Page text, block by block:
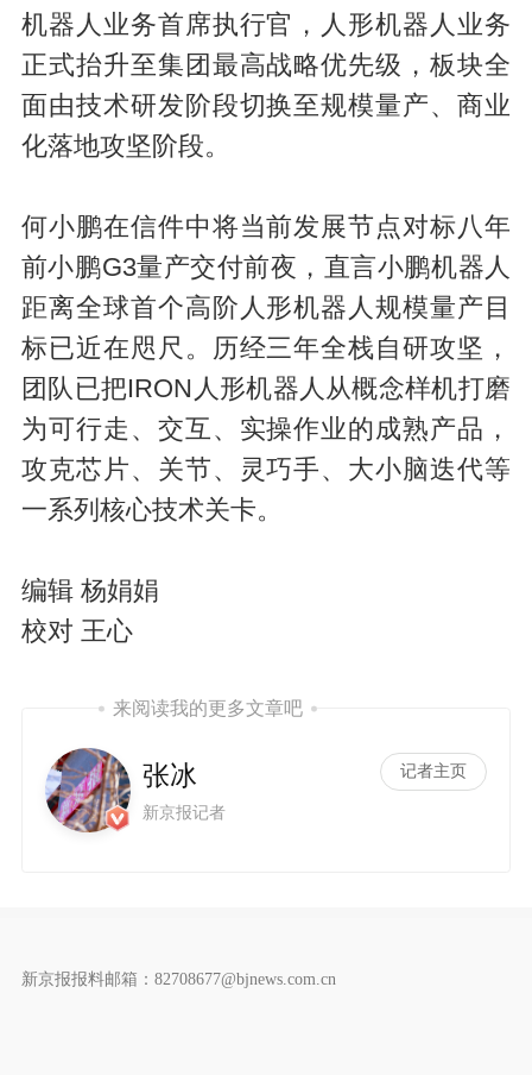
机器人业务首席执行官，人形机器人业务
正式抬升至集团最高战略优先级，板块全
面由技术研发阶段切换至规模量产、商业
化落地攻坚阶段。
何小鹏在信件中将当前发展节点对标八年
前小鹏G3量产交付前夜，直言小鹏机器人
距离全球首个高阶人形机器人规模量产目
标已近在咫尺。历经三年全栈自研攻坚，
团队已把IRON人形机器人从概念样机打磨
为可行走、交互、实操作业的成熟产品，
攻克芯片、关节、灵巧手、大小脑迭代等
一系列核心技术关卡。
编辑 杨娟娟
校对 王心
来阅读我的更多文章吧
张冰
新京报记者
记者主页
新京报报料邮箱：82708677@bjnews.com.cn